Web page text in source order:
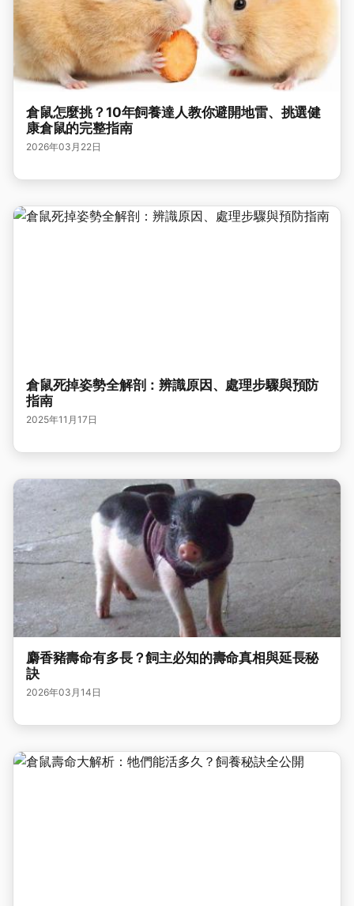
倉鼠怎麼挑？10年飼養達人教你避開地雷、挑選健
康倉鼠的完整指南
2026年03月22日
倉鼠死掉姿勢全解剖：辨識原因、處理步驟與預防
指南
2025年11月17日
麝香豬壽命有多長？飼主必知的壽命真相與延長秘
訣
2026年03月14日